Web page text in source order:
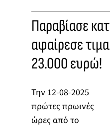
Παραβίασε
αφαίρεσε
23.000 ευρώ!
Την 12-08-2025
πρώτες πρωινές
ώρες από το